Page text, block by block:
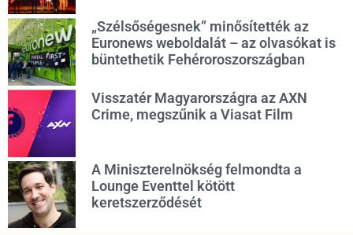
„Szélsőségesnek” minősítették az
Euronews weboldalát – az olvasókat is
büntethetik Fehéroroszországban
Visszatér Magyarországra az AXN
Crime, megszűnik a Viasat Film
A Miniszterelnökség felmondta a
Lounge Eventtel kötött
keretszerződését